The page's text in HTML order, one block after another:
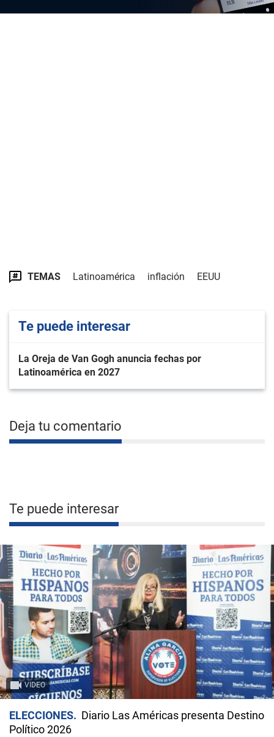
TEMAS Latinoamérica inflación EEUU
Te puede interesar
La Oreja de Van Gogh anuncia fechas por
Latinoamérica en 2027
Deja tu comentario
Te puede interesar
VIDEO
ELECCIONES
Diario Las Américas presenta Destino
Político 2026